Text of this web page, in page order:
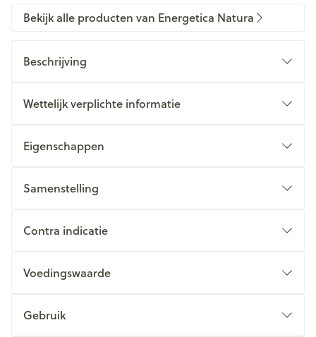
Bekijk alle producten van Energetica Natura
Beschrijving
Wettelijk verplichte informatie
Eigenschappen
Samenstelling
Contra indicatie
Voedingswaarde
Gebruik